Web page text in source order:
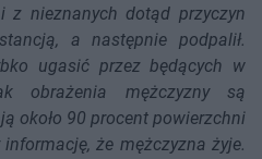
z nieznanych dotąd przyczyn
a następnie podpalił.
ugasić przez będących w
obrażenia mężczyzny są
około 90 procent powierzchni
że mężczyzna żyje.